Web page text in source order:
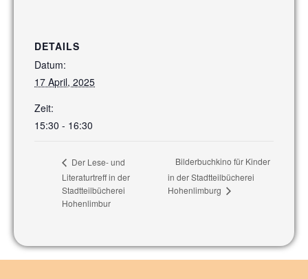
DETAILS
Datum:
17 April, 2025
Zeit:
15:30 - 16:30
Der Lese- und
Literaturtreff in der
Stadtteilbücherei
Hohenlimbur
Bilderbuchkino für Kinder
in der Stadtteilbücherei
Hohenlimburg